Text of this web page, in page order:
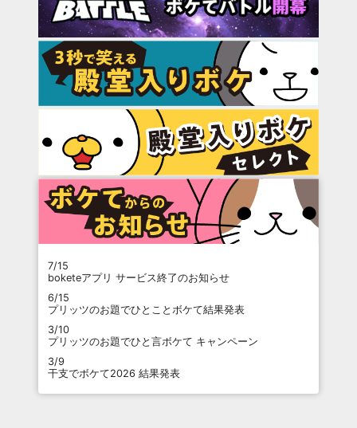
7/15
boketeアプリ サービス終了のお知らせ
6/15
プリッツのお題でひとことボケて結果発表
3/10
プリッツのお題でひと言ボケて キャンペーン
3/9
干支でボケて2026 結果発表